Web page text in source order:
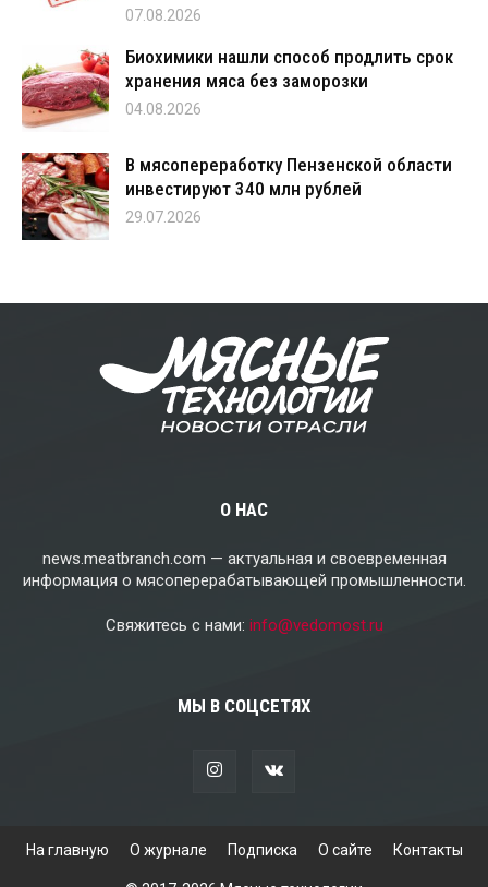
07.08.2026
Биохимики нашли способ продлить срок
хранения мяса без заморозки
04.08.2026
В мясопереработку Пензенской области
инвестируют 340 млн рублей
29.07.2026
О НАС
news.meatbranch.com — актуальная и своевременная
информация о мясоперерабатывающей промышленности.
Свяжитесь с нами: info@vedomost.ru
МЫ В СОЦСЕТЯХ
На главную О журнале Подписка О сайте Контакты